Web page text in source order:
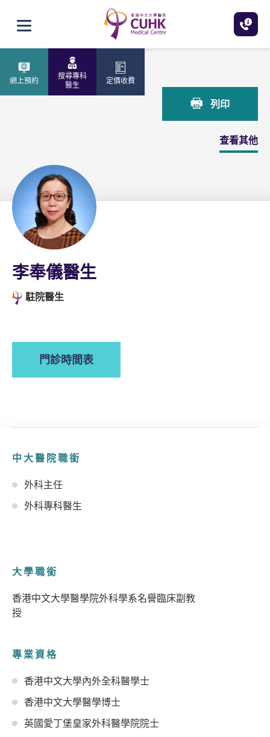
打開選單
網上預約
搜尋專科
醫生
定價收費
主頁 李奉儀醫生
列印
查看其他
李奉儀醫生
駐院醫生
門診時間表
中大醫院職銜
外科主任
外科專科醫生
大學職銜
香港中文大學醫學院外科學系名譽臨床副教
授
專業資格
香港中文大學內外全科醫學士
香港中文大學醫學博士
英國愛丁堡皇家外科醫學院院士